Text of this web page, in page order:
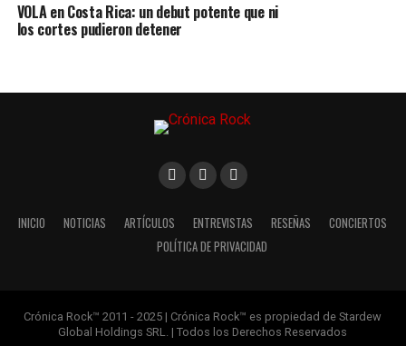
VOLA en Costa Rica: un debut potente que ni
los cortes pudieron detener
INICIO NOTICIAS ARTÍCULOS ENTREVISTAS RESEÑAS
CONCIERTOS
POLÍTICA DE PRIVACIDAD
Crónica Rock™ 2011 - 2025 | Crónica Rock™ es propiedad de Stardew
Global Holdings SRL. | Todos los Derechos Reservados